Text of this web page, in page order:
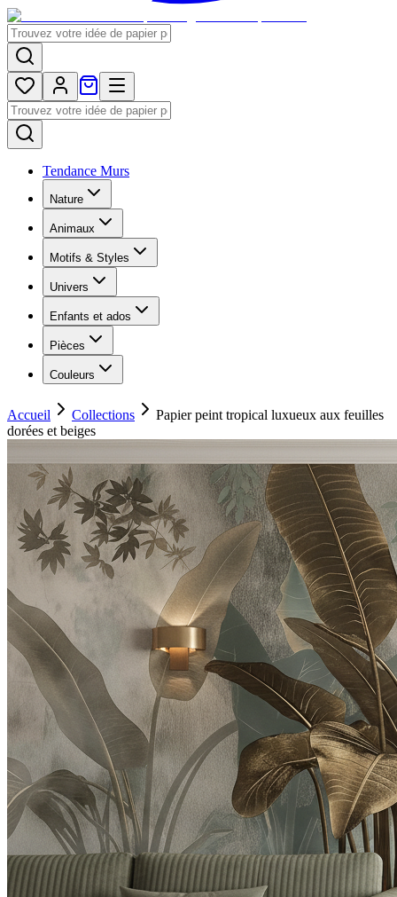
Tendance Murs
Nature
Animaux
Motifs & Styles
Univers
Enfants et ados
Pièces
Couleurs
Accueil Collections
Papier peint tropical luxueux aux feuilles
dorées et beiges